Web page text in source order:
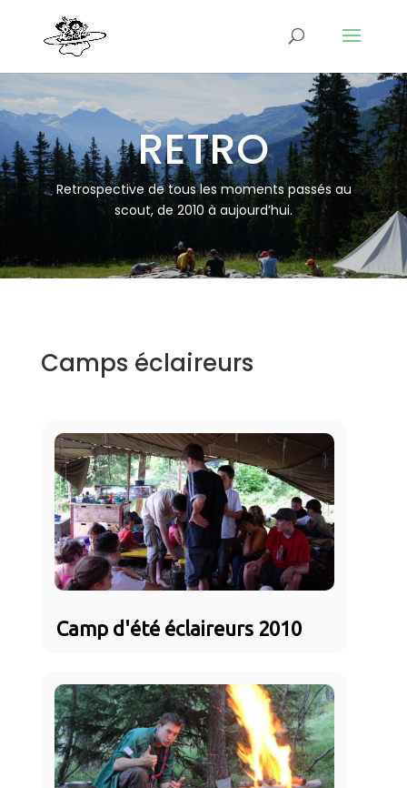
RETRO
Retrospective de tous les moments passés au
scout, de 2010 à aujourd’hui.
Camps éclaireurs
Camp d'été éclaireurs 2010